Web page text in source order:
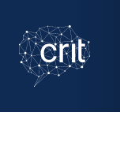
SERVIZI
CASI STUDIO